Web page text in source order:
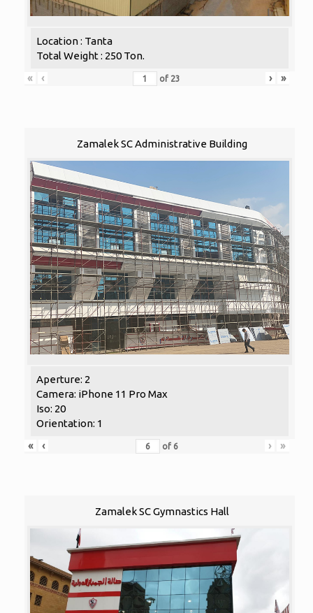
Location : Tanta
Total Weight : 250 Ton.
«
‹ of 23 › »
Zamalek SC Administrative Building
Aperture: 2
Camera: iPhone 11 Pro Max
Iso: 20
Orientation: 1
«
‹ of 6 › »
Zamalek SC Gymnastics Hall